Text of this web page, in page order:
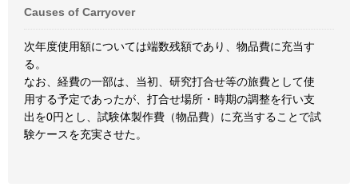
Causes of Carryover
次年度使用額については端数残額であり、物品費に充当す
る。
なお、経費の一部は、当初、研究打合せ等の旅費として使
用する予定であったが、打合せ場所・時期の調整を行い支
出を0円とし、試験体製作費（物品費）に充当することで試
験ケースを充実させた。